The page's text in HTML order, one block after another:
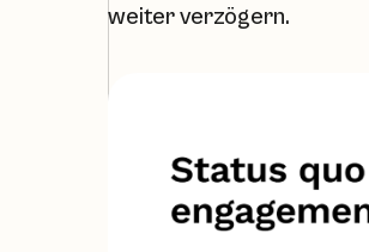
weiter verzögern.